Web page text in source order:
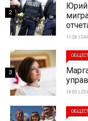
Юрий
11:26 |
2
18:03 |
3